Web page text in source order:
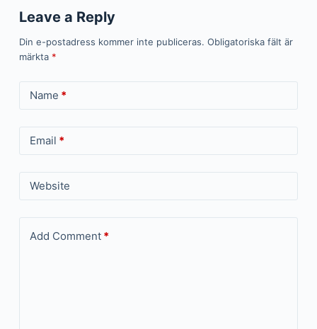
Leave a Reply
Din e-postadress kommer inte publiceras. Obligatoriska fält är
märkta *
Name *
Email *
Website
Add Comment*